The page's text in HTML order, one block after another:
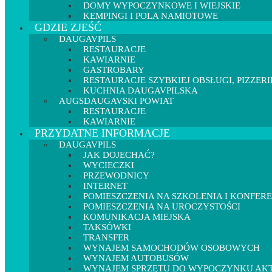
DOMY WYPOCZYNKOWE I WIEJSKIE
KEMPINGI I POLA NAMIOTOWE
GDZIE ZJEŚĆ
DAUGAVPILS
RESTAURACJE
KAWIARNIE
GASTROBARY
RESTAURACJE SZYBKIEJ OBSŁUGI,
KUCHNIA DAUGAVPILSKA
AUGSDAUGAVSKI POWIAT
RESTAURACJE
KAWIARNIE
PRZYDATNE INFORMACJE
DAUGAVPILS
JAK DOJECHAĆ?
WYCIECZKI
PRZEWODNICY
INTERNET
POMIESZCZENIA NA SZKOLENIA I
POMIESZCZENIA NA UROCZYSTOŚCI
KOMUNIKACJA MIEJSKA
TAKSÓWKI
TRANSFER
WYNAJEM SAMOCHODÓW OSOBOWYCH
WYNAJEM AUTOBUSÓW
WYNAJEM SPRZĘTU DO WYPOCZYNKU